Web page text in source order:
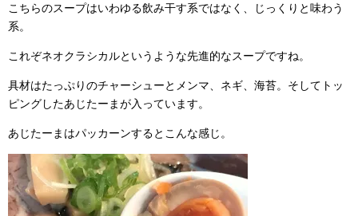
こちらのスープはいわゆる飲み干す系ではなく、じっくりと味わう
系。
これぞネオクラシカルというような先進的なスープですね。
具材はたっぷりのチャーシューとメンマ、ネギ、海苔。そしてトッ
ピングしたあじたーまが入っています。
あじたーまはパッカーンするとこんな感じ。